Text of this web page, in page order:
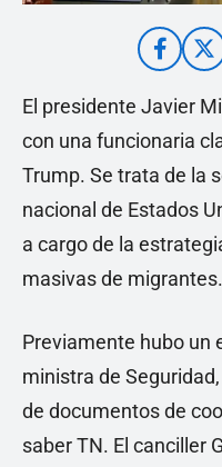
El presidente Javier
con una funcionaria
Trump. Se trata de la
nacional de Estados
a cargo de la
masivas de migrantes.
Previamente hubo un
ministra de
de documentos de
saber TN. El canciller